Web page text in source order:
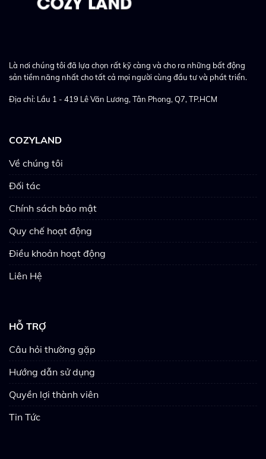
Là nơi chúng tôi đã lựa chọn rất kỹ càng và cho ra những bất động
sản tiềm năng nhất cho tất cả mọi người cùng đầu tư và phát triển.
Địa chỉ: Lầu 1 - 419 Lê Văn Lương, Tân Phong, Q7, TP.HCM
COZYLAND
Về chúng tôi
Đối tác
Chính sách bảo mật
Quy chế hoạt động
Điều khoản hoạt động
Liên Hệ
HỖ TRỢ
Câu hỏi thường gặp
Hướng dẫn sử dụng
Quyền lợi thành viên
Tin Tức